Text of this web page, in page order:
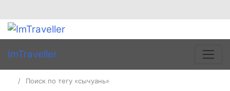
ImTraveller
Поиск по тегу «сычуань»